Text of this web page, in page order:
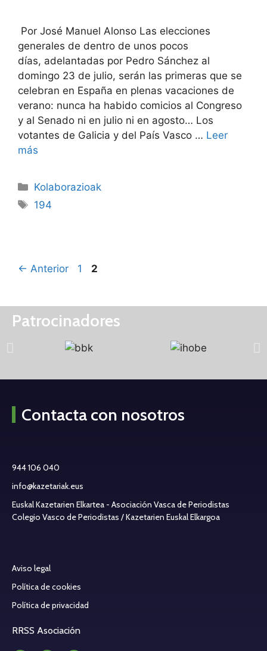
Por José Manuel Alonso Las elecciones
generales de dentro de unos pocos
días, adelantadas por Pedro Sánchez al
domingo 23 de julio, serán las primeras que se
celebran en España en plenas vacaciones de
verano: nunca ha habido comicios al Congreso
y al Senado ni en julio ni en agosto… Los
votantes de Galicia y del País Vasco … Leer
más
Kolaborazioak
194
← Anterior 1 2
Patrocinadores
Contacta con nosotros
944 106 040
info@kazetariak.eus
Euskal Kazetarien Elkartea - Asociación Vasca de Periodistas
Colegio Vasco de Periodistas / Kazetarien Euskal Elkargoa
Aviso legal
Política de cookies
Política de privacidad
RRSS Asociación